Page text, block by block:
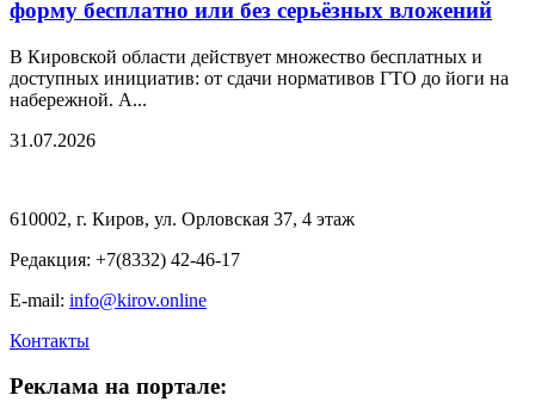
форму бесплатно или без серьёзных вложений
В Кировской области действует множество бесплатных и
доступных инициатив: от сдачи нормативов ГТО до йоги на
набережной. А...
31.07.2026
610002, г. Киров, ул. Орловская 37, 4 этаж
Редакция: +7(8332) 42-46-17
E-mail: info@kirov.online
Контакты
Реклама на портале: